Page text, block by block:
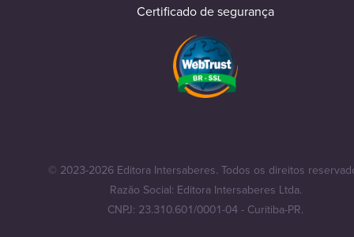
Certificado de segurança
© 2023-2026 Editora Intersaberes. Todos os direitos
Razão Social: Editora Intersaberes Ltda.
CNPJ: 23.310.601/0001-04 - Curitiba-PR.